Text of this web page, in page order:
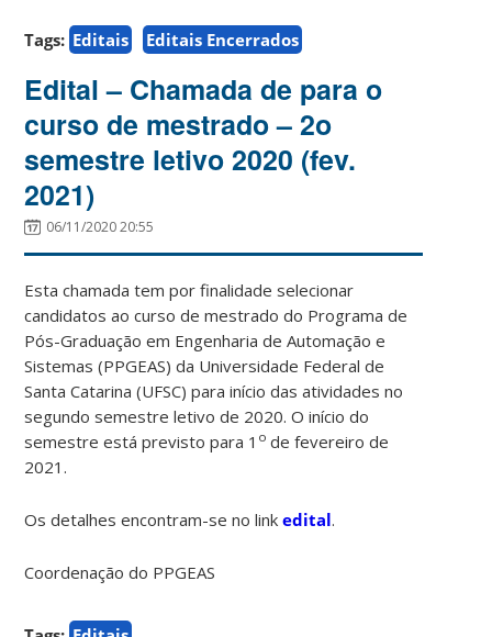
Tags: Editais Editais Encerrados
Edital – Chamada de para o
curso de mestrado – 2o
semestre letivo 2020 (fev.
2021)
06/11/2020 20:55
Esta chamada tem por finalidade selecionar
candidatos ao curso de mestrado do Programa de
Pós-Graduação em Engenharia de Automação e
Sistemas (PPGEAS) da Universidade Federal de
Santa Catarina (UFSC) para início das atividades no
segundo semestre letivo de 2020. O início do
semestre está previsto para 1 o de fevereiro de
2021.
Os detalhes encontram-se no linkedital.
Coordenação do PPGEAS